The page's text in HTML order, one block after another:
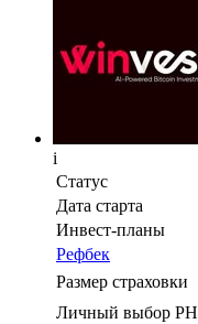
i
Статус
Дата старта
Инвест-планы
Рефбек
Размер страховки
Личный выбор PH